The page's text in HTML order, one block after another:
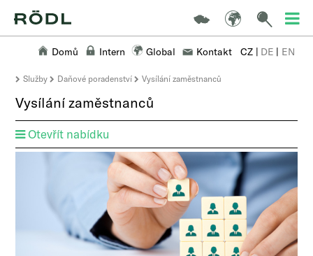
Domů Intern Global Kontakt CZ | DE | EN
Služby Daňové poradenství Vysílání zaměstnanců
Vysílání zaměstnanců
Otevřít nabídku